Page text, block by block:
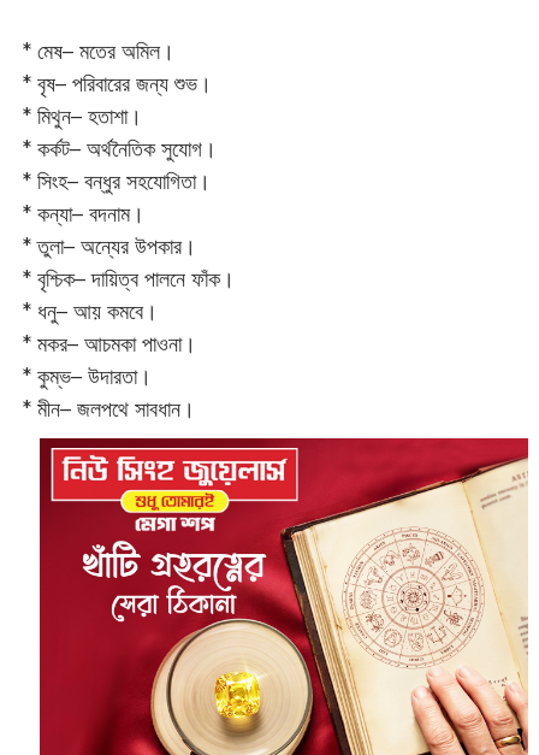
* মেষ– মতের অমিল।
* বৃষ– পরিবারের জন্য শুভ।
* মিথুন– হতাশা।
* কর্কট– অর্থনৈতিক সুযোগ।
* সিংহ– বন্ধুর সহযোগিতা।
* কন্যা– বদনাম।
* তুলা– অন্যের উপকার।
* বৃশ্চিক– দায়িত্ব পালনে ফাঁক।
* ধনু– আয় কমবে।
* মকর– আচমকা পাওনা।‌
* কুম্ভ– উদারতা।
* মীন– জলপথে সাবধান।‌‌‌‌‌‌‌‌‌‌‌‌‌‌‌‌‌‌‌‌‌‌‌‌‌‌‌‌‌‌‌‌‌‌‌‌‌‌‌‌‌‌‌‌‌‌‌‌